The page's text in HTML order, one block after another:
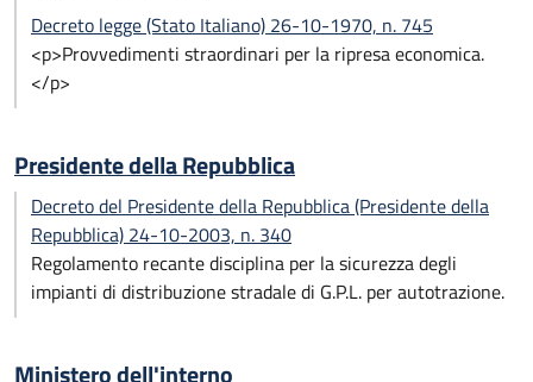
Decreto legge (Stato Italiano) 26-10-1970, n. 745
<p>Provvedimenti straordinari per la ripresa economica.
</p>
Presidente della Repubblica
Decreto del Presidente della Repubblica (Presidente della
Repubblica) 24-10-2003, n. 340
Regolamento recante disciplina per la sicurezza degli
impianti di distribuzione stradale di G.P.L. per autotrazione.
Ministero dell'interno